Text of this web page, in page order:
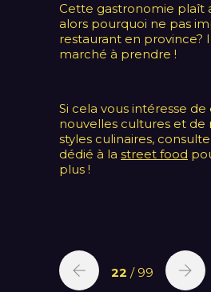
Cette gastronomie plaît
alors pourquoi ne pas
restaurant en province?
marché à prendre !
Si cela vous intéresse
nouvelles cultures et de
styles culinaires,
dédié à la street food
plus !
22 / 99